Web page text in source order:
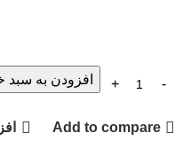
افزودن به سبد
Add to compare